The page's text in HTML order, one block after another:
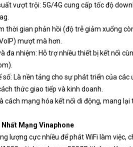
vượt trội: 5G/4G cung cấp tốc độ
thời gian phản hồi (độ trễ giảm xuống
mượt mà hơn.
đa nhiệm: Hỗ trợ nhiều thiết bị kết nối
số: Là nền tảng cho sự phát triển của
thức giao tiếp và kinh doanh.
cách mạng hóa kết nối di động, mang
Mạng Vinaphone
lượng cực nhiều để phát WiFi làm